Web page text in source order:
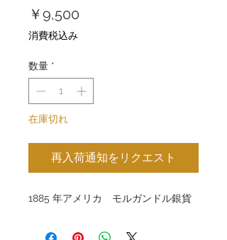
￥9,500
消費税込み
数量 *
在庫切れ
再入荷通知をリクエスト
1885 年アメリカ モルガンドル銀貨